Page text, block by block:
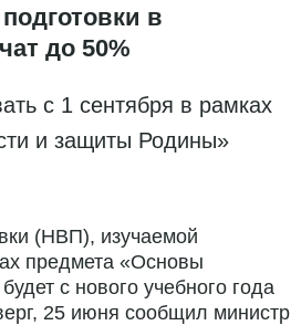
в
до 50%
с 1 сентября в рамках
и защиты Родины»
(НВП), изучаемой
предмета «Основы
с нового учебного года
25 июня сообщил министр